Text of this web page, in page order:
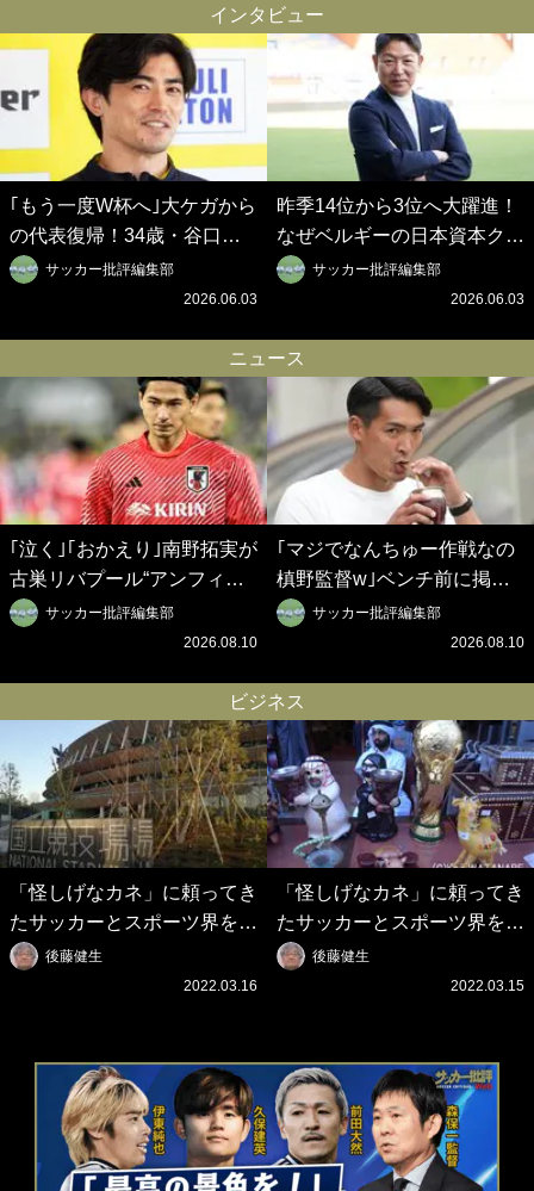
の秋春制｣の大激論】(6)
春制｣の大激論】(5)
インタビュー
｢もう一度W杯へ｣大ケガから
の代表復帰！34歳・谷口彰
悟の奇跡を支えた日本資本の
ベルギークラブ、次なる野望
ロイデン立石敬之CEOの世
界戦略】(2)
サッカー批評編集部
2026.06.03
昨季14位から3位へ大躍進！
なぜベルギーの日本資本クラ
ブは創設102年目に歴史的快
挙を成し遂げられたのか？
之CEOの世界戦略】(1)
サッカー批評編集部
2026.06.03
ニュース
｢泣く｣｢おかえり｣南野拓実が
古巣リバプール“アンフィー
ルド帰還”特別映像が感動
的！｢僕も彼が大好きだった｣
サッカー批評編集部
2026.08.10
｢マジでなんちゅー作戦なの
槙野監督w｣ベンチ前に掲げ
られた｢マテ茶｣｢白い犬｣｢爆
弾｣｢合コン｣のイラスト入り
｢想像よりデカくて吹いた｣
サッカー批評編集部
2026.08.10
ビジネス
「怪しげなカネ」に頼ってき
たサッカーとスポーツ界を待
つ未来(4)スポーツを「持続
可能」にする「真の投資」の
後藤健生
2022.03.16
「怪しげなカネ」に頼ってき
たサッカーとスポーツ界を待
つ未来(3)「ロシアン・マネ
ー」に続く中東の「オイルマ
後藤健生
2022.03.15